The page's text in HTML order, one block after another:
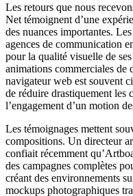
Les retours que nous
Net témoignent d’une
des nuances importantes.
agences de communication
pour la qualité visuelle de
animations commerciales de
navigateur web est souvent
de réduire drastiquement les
l’engagement d’un motion
Les témoignages mettent
compositions. Un directeur
confiait récemment
des campagnes complètes
créant des environnements
mockups photographiques